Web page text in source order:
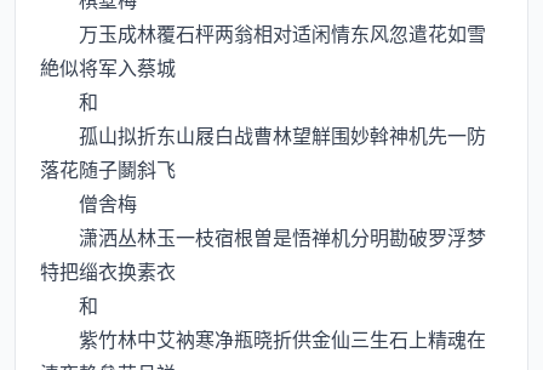
万玉成林覆石枰两翁相对适闲情东风忽遣花如雪
絶似将军入蔡城
和
孤山拟折东山屐白战曹林望觧围妙斡神机先一防
落花随子鬬斜飞
僧舎梅
潇洒丛林玉一枝宿根曽是悟禅机分明勘破罗浮梦
特把缁衣换素衣
和
紫竹林中艾衲寒净瓶晓折供金仙三生石上精魂在